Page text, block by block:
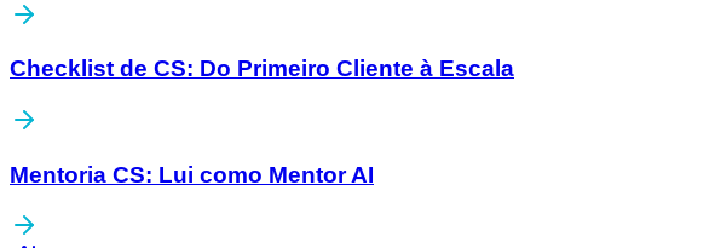
Checklist de CS: Do Primeiro Cliente à Escala
Mentoria CS: Lui como Mentor AI